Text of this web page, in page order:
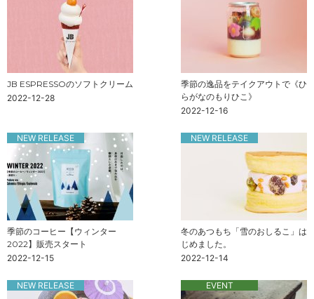
JB ESPRESSOのソフトクリーム
2022-12-28
季節の逸品をテイクアウトで《ひ
らがなのもりひこ》
2022-12-16
NEW RELEASE
季節のコーヒー【ウィンター
2022】販売スタート
2022-12-15
NEW RELEASE
冬のあつもち「雪のおしるこ」は
じめました。
2022-12-14
NEW RELEASE EVENT